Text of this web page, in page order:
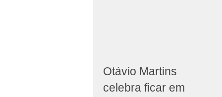
Otávio Martins
celebra ficar em